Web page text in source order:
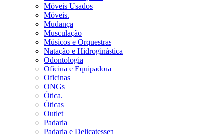
Móveis Usados
Móveis.
Mudança
Musculação
Músicos e Orquestras
Natação e Hidroginástica
Odontologia
Oficina e Equipadora
Oficinas
ONGs
Ótica.
Óticas
Outlet
Padaria
Padaria e Delicatessen